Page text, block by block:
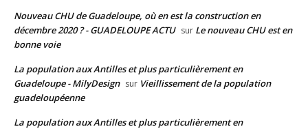
Nouveau CHU de Guadeloupe, où en est la construction en
décembre 2020 ? - GUADELOUPE ACTU sur Le nouveau CHU est en
bonne voie
La population aux Antilles et plus particulièrement en
Guadeloupe - MilyDesign sur Vieillissement de la population
guadeloupéenne
La population aux Antilles et plus particulièrement en